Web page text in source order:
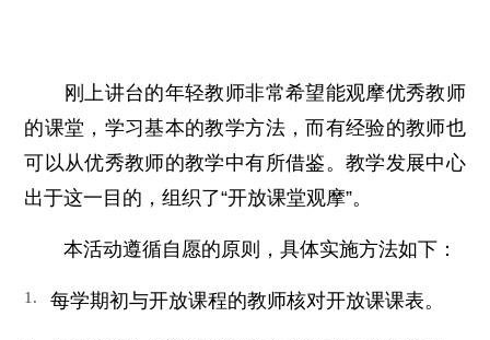
刚上讲台的年轻教师非常希望能观摩优秀教师
的课堂，学习基本的教学方法，而有经验的教师也
可以从优秀教师的教学中有所借鉴。教学发展中心
出于这一目的，组织了“开放课堂观摩”。
本活动遵循自愿的原则，具体实施方法如下：
每学期初与开放课程的教师核对开放课课表。